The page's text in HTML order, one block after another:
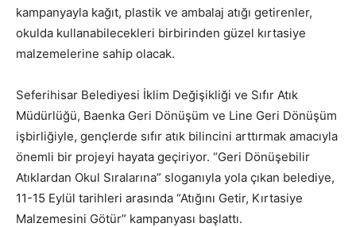
kampanyayla kağıt, plastik ve ambalaj atığı getirenler,
okulda kullanabilecekleri birbirinden güzel kırtasiye
malzemelerine sahip olacak.
Seferihisar Belediyesi İklim Değişikliği ve Sıfır Atık
Müdürlüğü, Baenka Geri Dönüşüm ve Line Geri Dönüşüm
işbirliğiyle, gençlerde sıfır atık bilincini arttırmak amacıyla
önemli bir projeyi hayata geçiriyor. “Geri Dönüşebilir
Atıklardan Okul Sıralarına” sloganıyla yola çıkan belediye,
11-15 Eylül tarihleri arasında “Atığını Getir, Kırtasiye
Malzemesini Götür” kampanyası başlattı.